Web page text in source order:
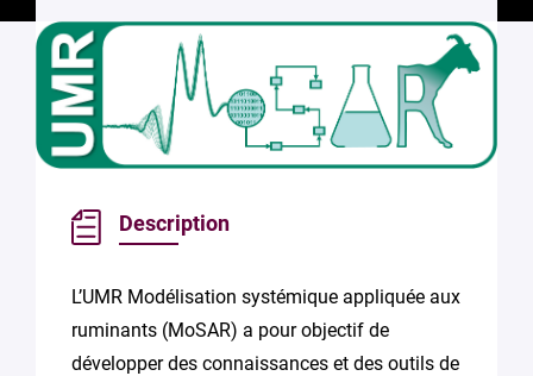
Description
L’UMR Modélisation systémique appliquée aux
ruminants (MoSAR) a pour objectif de
développer des connaissances et des outils de